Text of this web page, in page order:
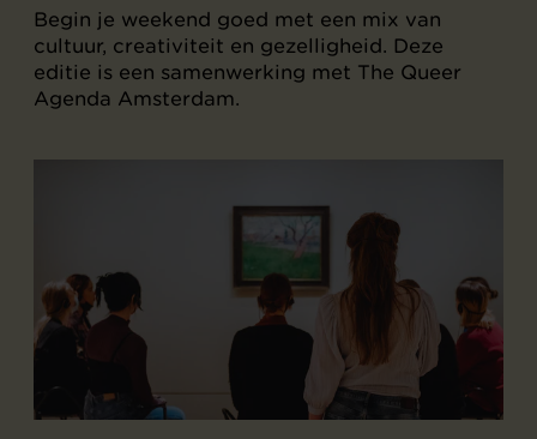
Begin je weekend goed met een mix van
cultuur, creativiteit en gezelligheid. Deze
editie is een samenwerking met The Queer
Agenda Amsterdam.